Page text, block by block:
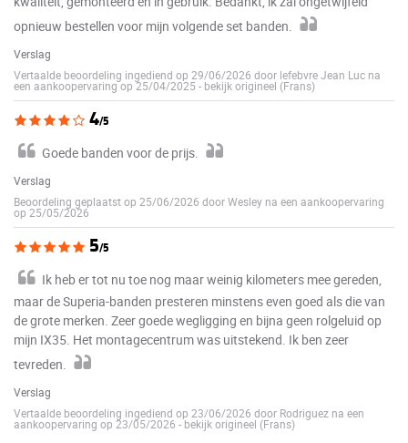
opnieuw bestellen voor mijn volgende set banden.
Verslag
Vertaalde beoordeling ingediend op 29/06/2026 door lefebvre Jean Luc na
een aankoopervaring op 25/04/2025 - bekijk origineel (Frans)
4/5
Goede banden voor de prijs.
Verslag
Beoordeling geplaatst op 25/06/2026 door Wesley na een aankoopervaring
op 25/05/2026
5/5
Ik heb er tot nu toe nog maar weinig kilometers mee gereden,
maar de Superia-banden presteren minstens even goed als die van
de grote merken. Zeer goede wegligging en bijna geen rolgeluid op
mijn IX35. Het montagecentrum was uitstekend. Ik ben zeer
tevreden.
Verslag
Vertaalde beoordeling ingediend op 23/06/2026 door Rodriguez na een
aankoopervaring op 23/05/2026 -bekijk origineel (Frans)